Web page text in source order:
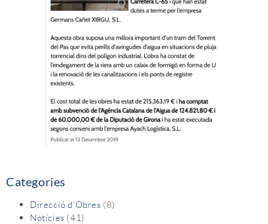
Categories
Direcció d'Obres (8)
Notícies (41)